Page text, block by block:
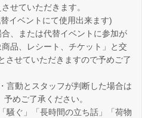
せていただきます。
イベントにて使用出来ます)
、または代替イベントに参加が
品、レシート、チケット」と交
させていただきますので予めご了
言動とスタッフが判断した場合は
めご了承ください。
騒ぐ」「長時間の立ち話」「荷物